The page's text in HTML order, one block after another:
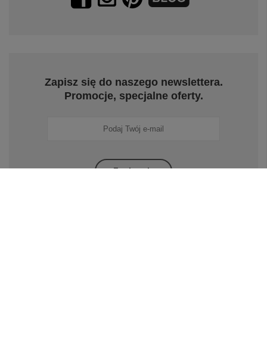
Zapisz się do naszego newslettera.
Promocje, specjalne oferty.
Zapisz się